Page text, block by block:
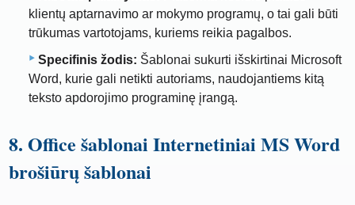
klientų aptarnavimo ar mokymo programų, o tai gali būti
trūkumas vartotojams, kuriems reikia pagalbos.
Specifinis žodis: Šablonai sukurti išskirtinai Microsoft
Word, kurie gali netikti autoriams, naudojantiems kitą
teksto apdorojimo programinę įrangą.
8. Office šablonai Internetiniai MS Word
brošiūrų šablonai